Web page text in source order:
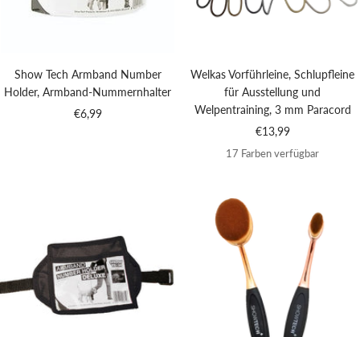
Show Tech Armband Number
Holder, Armband-Nummernhalter
Angebotspreis
€6,99
Welkas Vorführleine, Schlupfleine
für Ausstellung und
Welpentraining, 3 mm Paracord
Angebotspreis
€13,99
17 Farben verfügbar